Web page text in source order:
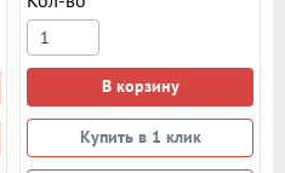
В корзину
Купить в 1 клик